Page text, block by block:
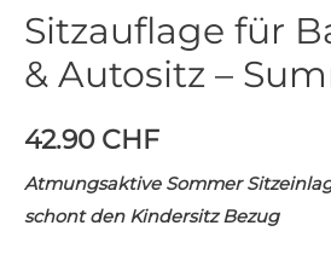
Sitzauflage für
& Autositz –
42.90 CHF
Atmungsaktive Sommer
schont den Kindersitz Bezug